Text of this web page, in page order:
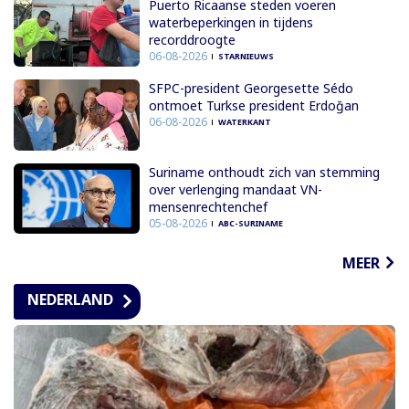
Puerto Ricaanse steden voeren
waterbeperkingen in tijdens
recorddroogte
06-08-2026 STARNIEUWS
SFPC-president Georgesette Sédo
ontmoet Turkse president Erdoğan
06-08-2026 WATERKANT
Suriname onthoudt zich van stemming
over verlenging mandaat VN-
mensenrechtenchef
05-08-2026 ABC-SURINAME
MEER
NEDERLAND